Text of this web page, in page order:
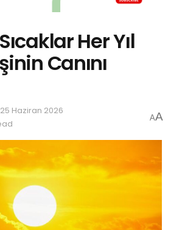
Her Yıl
Canını
25 Haziran 2026
AA